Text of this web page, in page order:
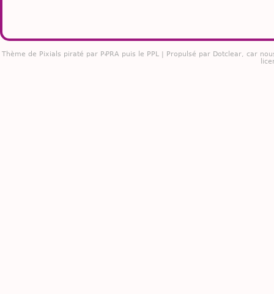
Thème de Pixials piraté par PꝒRA puis le PPL | Propulsé par Dotclear, car